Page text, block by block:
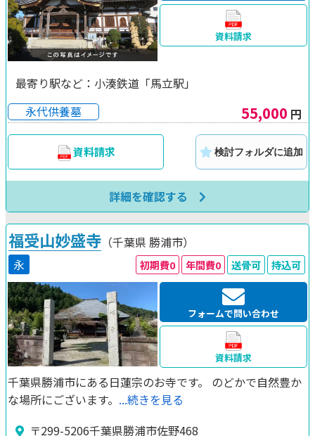
最寄り駅など：小湊鉄道「馬立駅」
永代供養墓
55,000 円
資料請求
資料請求 検討フォルダに追加
詳細を確認する
福受山妙盛寺 （千葉県 勝浦市）
永
初期費0 年間費0 送骨可 持込可
〒299-5206千葉県勝浦市佐野468
フォームで問い合わせ
資料請求
千葉県勝浦市にある日蓮宗のお寺です。 のどかで自然豊か
な場所にございます。 ...続きを見る